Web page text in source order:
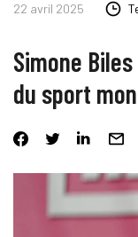
22 avril 2025
Simone
du sport